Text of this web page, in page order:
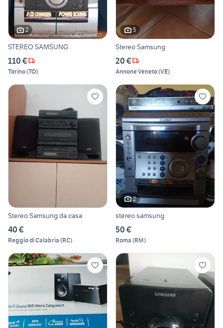
2
STEREO SAMSUNG
110 €
Torino(TO)
5
Stereo Samsung
20 €
Annone Veneto(VE)
Stereo Samsung da casa
40 €
Reggio di Calabria (RC)
2
stereo samsung
50 €
Roma (RM)